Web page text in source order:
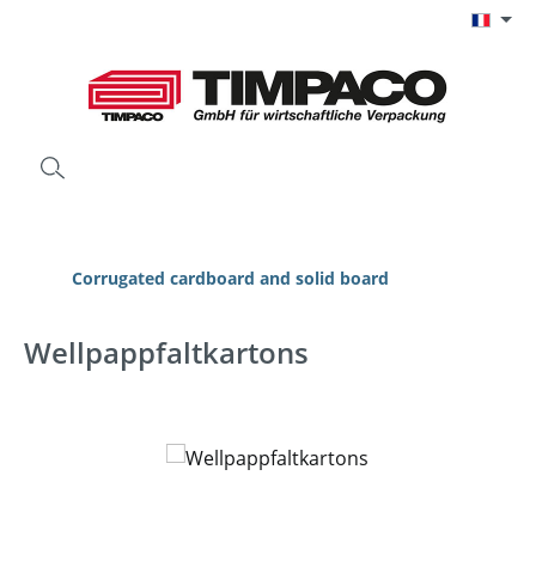
Corrugated cardboard and solid board
Wellpappfaltkartons
Ignorer la galerie d'images